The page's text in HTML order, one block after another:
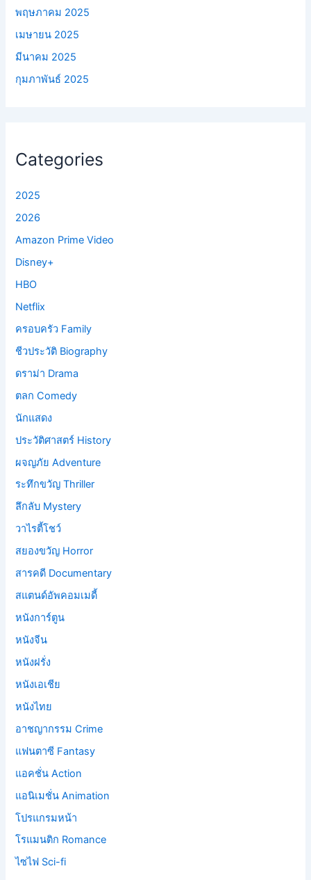
พฤษภาคม 2025
เมษายน 2025
มีนาคม 2025
กุมภาพันธ์ 2025
Categories
2025
2026
Amazon Prime Video
Disney+
HBO
Netflix
ครอบครัว Family
ชีวประวัติ Biography
ดราม่า Drama
ตลก Comedy
นักแสดง
ประวัติศาสตร์ History
ผจญภัย Adventure
ระทึกขวัญ Thriller
ลึกลับ Mystery
วาไรตี้โชว์
สยองขวัญ Horror
สารคดี Documentary
สแตนด์อัพคอมเมดี้
หนังการ์ตูน
หนังจีน
หนังฝรั่ง
หนังเอเชีย
หนังไทย
อาชญากรรม Crime
แฟนตาซี Fantasy
แอคชั่น Action
แอนิเมชั่น Animation
โปรแกรมหน้า
โรแมนติก Romance
ไซไฟ Sci-fi